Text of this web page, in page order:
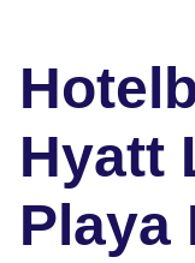
Hyatt
Playa